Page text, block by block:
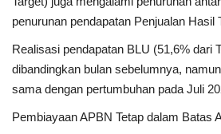
penurunan pendapatan Penjualan Hasil
Realisasi pendapatan BLU (51,6% dari
dibandingkan bulan sebelumnya,
sama dengan pertumbuhan pada Juli
Pembiayaan APBN Tetap dalam Batas